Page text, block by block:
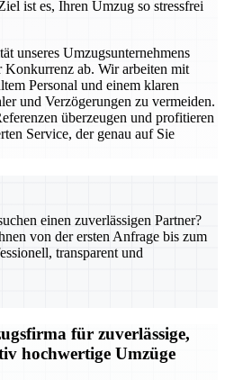
ist es, Ihren Umzug so stressfrei
unseres Umzugsunternehmens
Konkurrenz ab. Wir arbeiten mit
Personal und einem klaren
und Verzögerungen zu vermeiden.
überzeugen und profitieren
Service, der genau auf Sie
einen zuverlässigen Partner?
von der ersten Anfrage bis zum
transparent und
für zuverlässige,
hochwertige Umzüge